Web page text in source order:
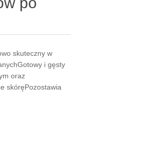
skuteczny w
i gęsty
oraz
skóręPozostawia